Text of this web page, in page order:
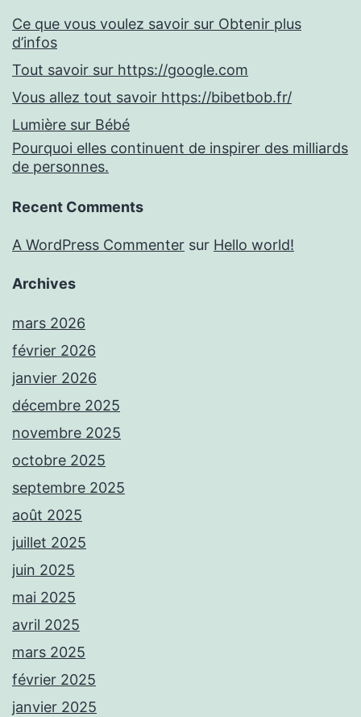
Ce que vous voulez savoir sur Obtenir plus
d’infos
Tout savoir sur https://google.com
Vous allez tout savoir https://bibetbob.fr/
Lumière sur Bébé
Pourquoi elles continuent de inspirer des milliards
de personnes.
Recent Comments
A WordPress Commenter sur Hello world!
Archives
mars 2026
février 2026
janvier 2026
décembre 2025
novembre 2025
octobre 2025
septembre 2025
août 2025
juillet 2025
juin 2025
mai 2025
avril 2025
mars 2025
février 2025
janvier 2025